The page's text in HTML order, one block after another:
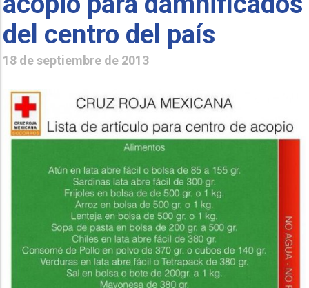
del centro del país
18 de septiembre de 2013